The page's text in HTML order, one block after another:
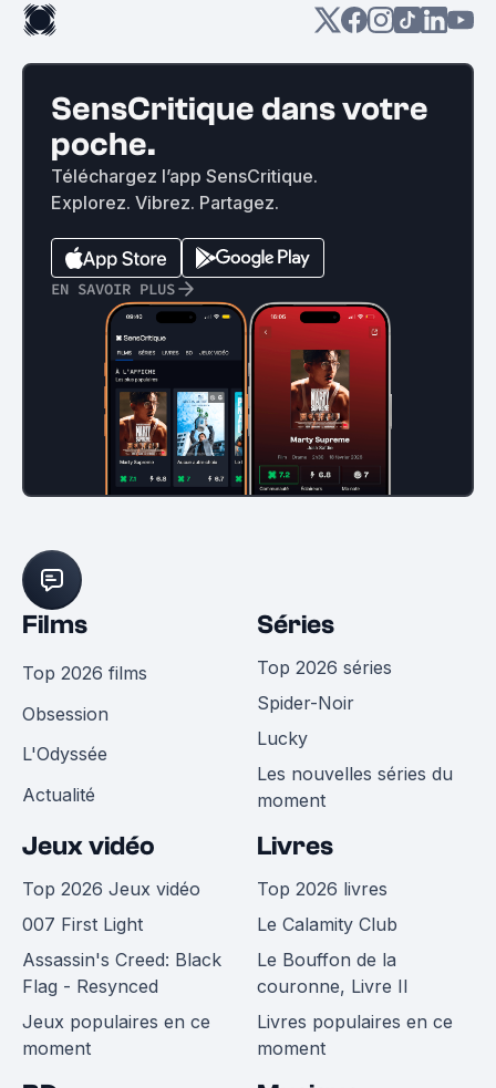
SensCritique dans votre
poche.
Téléchargez l’app SensCritique.
Explorez. Vibrez. Partagez.
EN SAVOIR PLUS
Films
Top 2026 films
Obsession
L'Odyssée
Actualité
Séries
Top 2026 séries
Spider-Noir
Lucky
Les nouvelles séries du
moment
Jeux vidéo
Top 2026 Jeux vidéo
007 First Light
Assassin's Creed: Black
Flag - Resynced
Jeux populaires en ce
moment
Livres
Top 2026 livres
Le Calamity Club
Le Bouffon de la
couronne, Livre II
Livres populaires en ce
moment